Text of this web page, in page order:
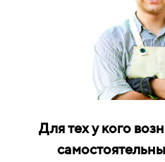
Для тех у кого